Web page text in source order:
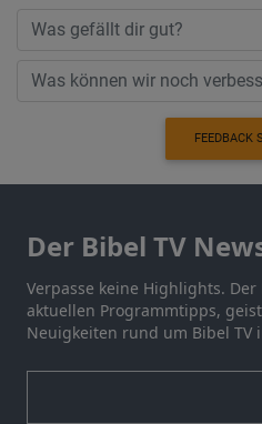
FEEDBACK
Der Bibel TV
Verpasse keine Highlights.
aktuellen Programmtipps,
Neuigkeiten rund um Bibel TV